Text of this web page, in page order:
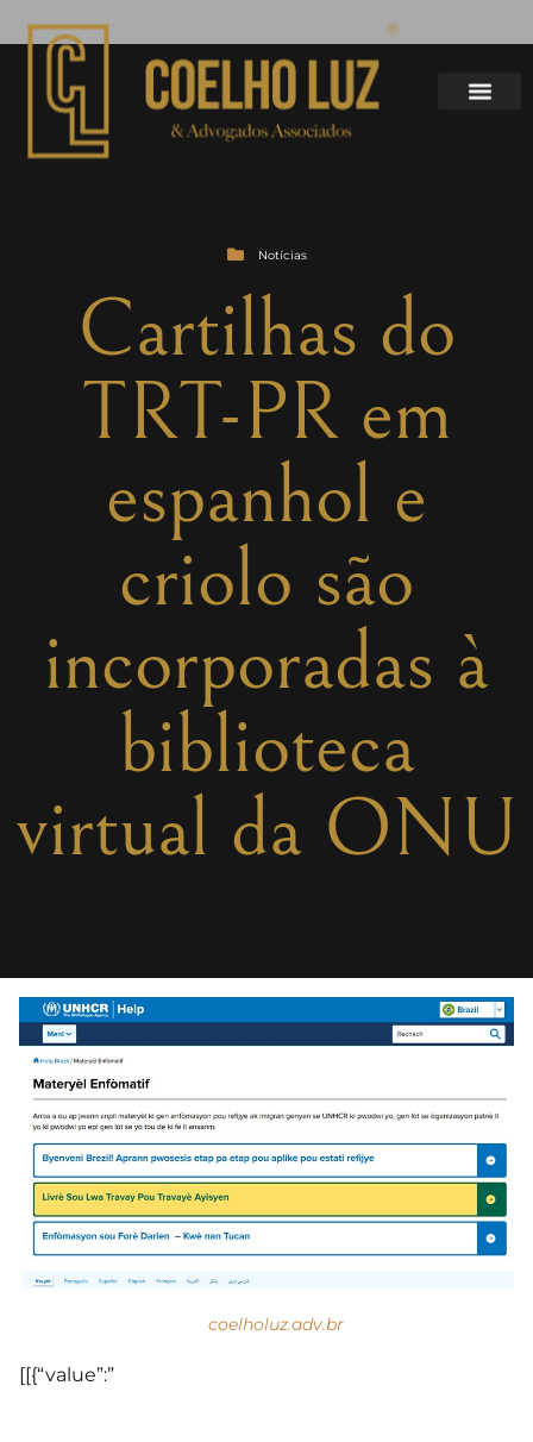
Notícias
Cartilhas do
TRT-PR em
espanhol e
criolo são
incorporadas à
biblioteca
virtual da ONU
coelholuz.adv.br
[[{“value”:”